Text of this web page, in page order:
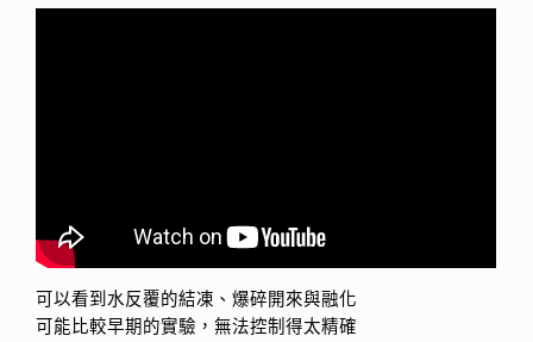
可以看到水反覆的結凍、爆碎開來與融化
可能比較早期的實驗，無法控制得太精確